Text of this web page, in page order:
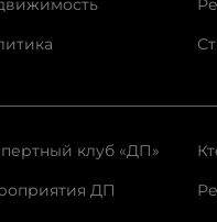
клуб «ДП»
ДП